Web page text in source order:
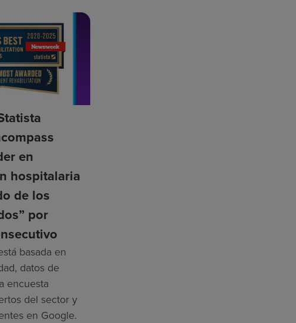
en
hospitalaria
de los
por
basada en
datos de
encuesta
del sector y
en Google.